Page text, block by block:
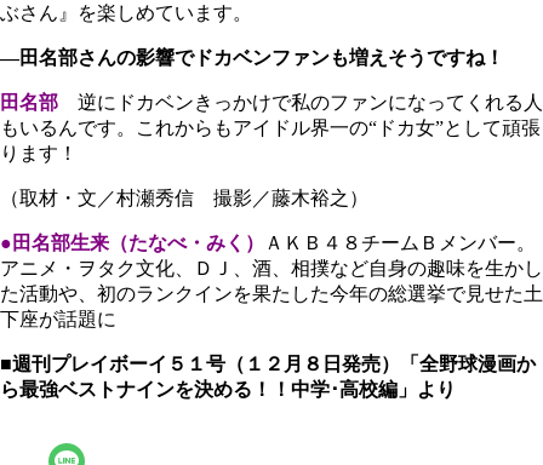
ぶさん』を楽しめています。
―田名部さんの影響でドカベンファンも増えそうですね！
田名部
逆にドカベンきっかけで私のファンになってくれる人
もいるんです。これからもアイドル界一の“ドカ女”として頑張
ります！
（取材・文／村瀬秀信 撮影／藤木裕之）
●田名部生来（たなべ・みく）
ＡＫＢ４８チームＢメンバー。
アニメ・ヲタク文化、ＤＪ、酒、相撲など自身の趣味を生かし
た活動や、初のランクインを果たした今年の総選挙で見せた土
下座が話題に
■週刊プレイボーイ５１号（１２月８日発売）「全野球漫画か
ら最強ベストナインを決める！！中学･高校編」より